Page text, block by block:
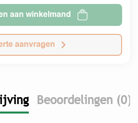
aan winkelmand
aanvragen
Beoordelingen (0)